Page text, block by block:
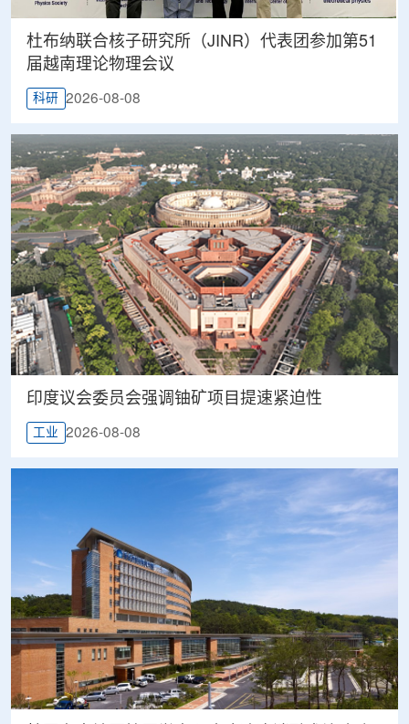
杜布纳联合核子研究所（JINR）代表团参加第51
届越南理论物理会议
科研 2026-08-08
印度议会委员会强调铀矿项目提速紧迫性
工业 2026-08-08